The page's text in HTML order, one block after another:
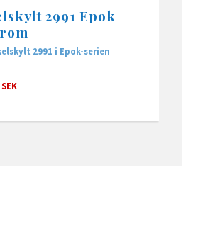
2991 Epok
2991 i Epok-serien
SEK